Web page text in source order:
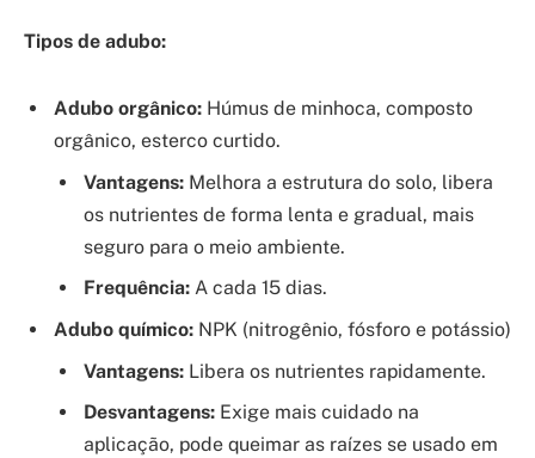
Tipos de adubo:
Adubo orgânico: Húmus de minhoca, composto
orgânico, esterco curtido.
Vantagens: Melhora a estrutura do solo, libera
os nutrientes de forma lenta e gradual, mais
seguro para o meio ambiente.
Frequência: A cada 15 dias.
Adubo químico: NPK (nitrogênio, fósforo e potássio)
Vantagens: Libera os nutrientes rapidamente.
Desvantagens: Exige mais cuidado na
aplicação, pode queimar as raízes se usado em